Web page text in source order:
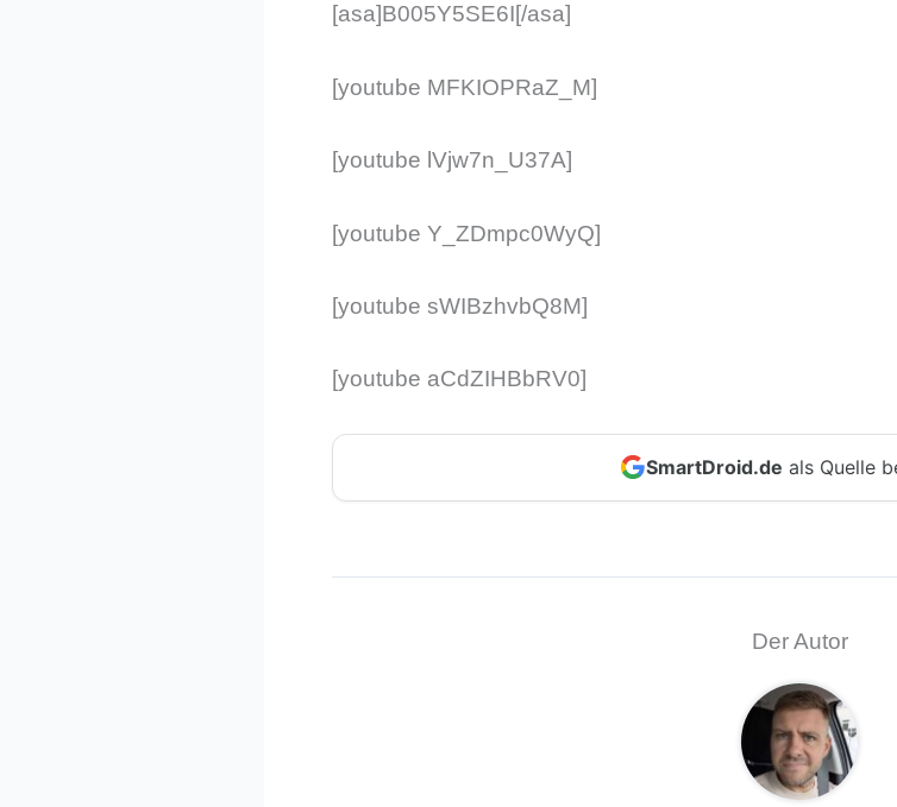
[asa]B005Y5SE6I[/asa]
[youtube MFKIOPRaZ_M]
[youtube lVjw7n_U37A]
[youtube Y_ZDmpc0WyQ]
[youtube sWIBzhvbQ8M]
[youtube aCdZIHBbRV0]
SmartDroid.de als Quelle
Der Autor